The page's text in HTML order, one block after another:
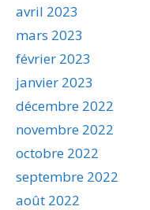
avril 2023
mars 2023
février 2023
janvier 2023
décembre 2022
novembre 2022
octobre 2022
septembre 2022
août 2022